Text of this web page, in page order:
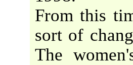
From this
sort of
The